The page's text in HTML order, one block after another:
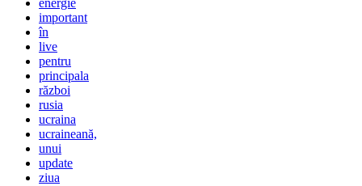
energie
important
în
live
pentru
principala
război
rusia
ucraina
ucraineană,
unui
update
ziua